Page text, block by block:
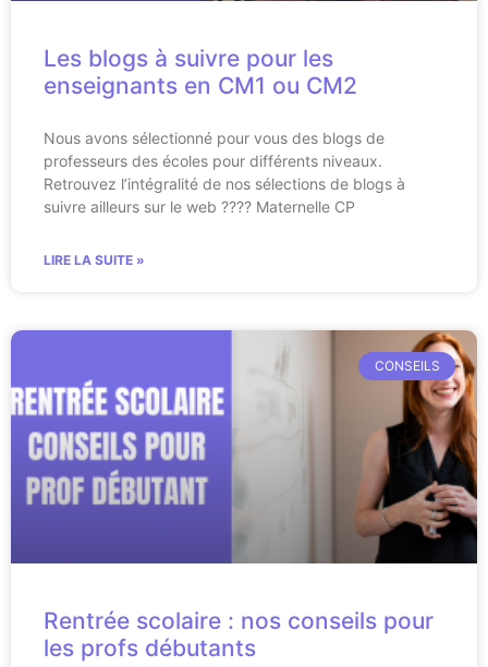
Les blogs à suivre pour les
enseignants en CM1 ou CM2
Nous avons sélectionné pour vous des blogs de
professeurs des écoles pour différents niveaux.
Retrouvez l’intégralité de nos sélections de blogs à
suivre ailleurs sur le web ???? Maternelle CP
LIRE LA SUITE »
CONSEILS
Rentrée scolaire : nos conseils pour
les profs débutants